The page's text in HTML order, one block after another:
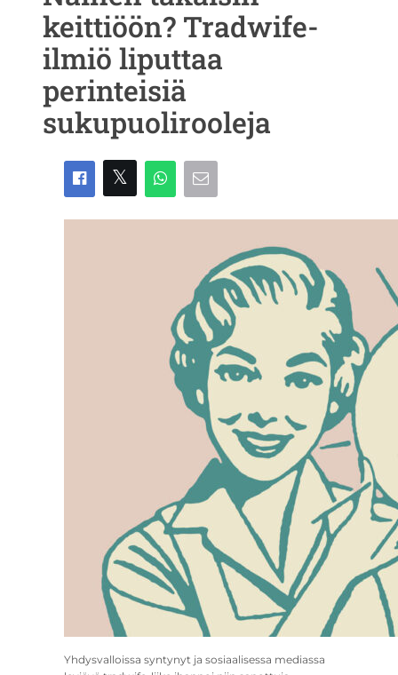
keittiöön? Tradwife-
ilmiö liputtaa
perinteisiä
sukupuolirooleja
Yhdysvalloissa syntynyt ja sosiaalisessa mediassa